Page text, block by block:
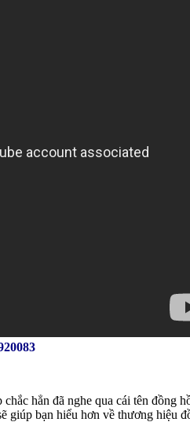
hẳn đã nghe qua cái tên đồng
giúp bạn hiểu hơn về thương